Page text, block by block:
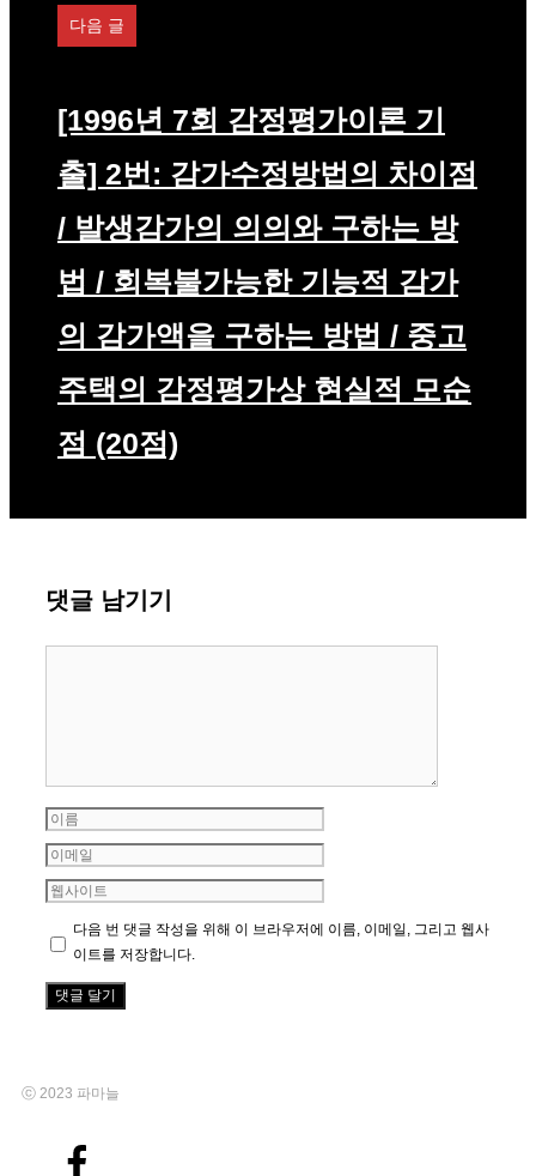
다음 글
[1996년 7회 감정평가이론 기
출] 2번: 감가수정방법의 차이점
/ 발생감가의 의의와 구하는 방
법 / 회복불가능한 기능적 감가
의 감가액을 구하는 방법 / 중고
주택의 감정평가상 현실적 모순
점 (20점)
댓글 남기기
이
름
이
메
일
웹
이
다음 번 댓글 작성을 위해 이 브라우저에 이름, 이메일, 그리고 웹사
이트를 저장합니다.
ⓒ 2023 파마늘